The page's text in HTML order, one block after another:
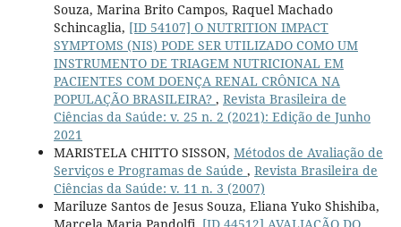
Souza, Marina Brito Campos, Raquel Machado
Schincaglia, [ID 54107] O NUTRITION IMPACT
SYMPTOMS (NIS) PODE SER UTILIZADO COMO UM
INSTRUMENTO DE TRIAGEM NUTRICIONAL EM
PACIENTES COM DOENÇA RENAL CRÔNICA NA
POPULAÇÃO BRASILEIRA? , Revista Brasileira de
Ciências da Saúde: v. 25 n. 2 (2021): Edição de Junho
2021
MARISTELA CHITTO SISSON, Métodos de Avaliação de
Serviços e Programas de Saúde , Revista Brasileira de
Ciências da Saúde: v. 11 n. 3 (2007)
Mariluze Santos de Jesus Souza, Eliana Yuko Shishiba,